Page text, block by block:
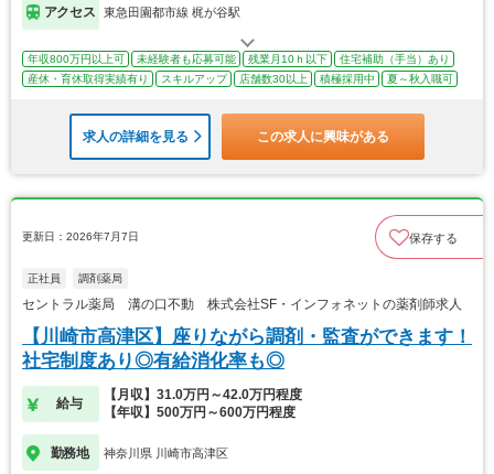
アクセス 東急田園都市線 梶が谷駅
年収800万円以上可 未経験者も応募可能 残業月10ｈ以下
住宅補助（手当）あり
産休・育休取得実績有り
スキルアップ 店舗数30以上 積極採用中 夏～秋入職可
求人の詳細を見る この求人に興味がある
更新日：2026年7月7日 保存する
正社員 調剤薬局
セントラル薬局 溝の口不動 株式会社SF・インフォネットの薬剤師求人
【川崎市高津区】座りながら調剤・監査ができます！
社宅制度あり◎有給消化率も◎
給与
【月収】31.0万円～42.0万円程度
【年収】500万円～600万円程度
勤務地 神奈川県 川崎市高津区